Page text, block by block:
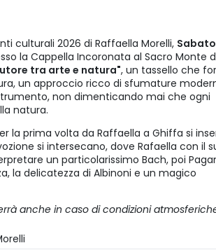
culturali 2026 di Raffaella Morelli,
la Cappella Incoronata al Sacro Monte
tra arte e natura", un tassello che
un approccio ricco di sfumature
non dimenticando mai che ogni
natura.
la prima volta da Raffaella a Ghiffa si
si intersecano, dove Rafaella con il
un particolarissimo Bach, poi
la delicatezza di Albinoni e un magico
anche in caso di condizioni